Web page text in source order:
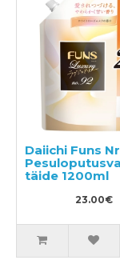
Daiichi Funs
täide 1200ml
23.00€